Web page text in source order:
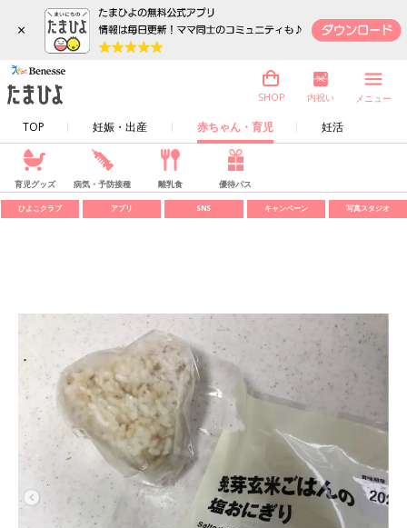
×
TOP 妊娠・出産 赤ちゃん・育児 妊活
SHOP 内祝い メニュー
育児グッズ 病気・予防接種 離乳食 優待パス
ひよこクラブ アプリ SNS キャンペーン 写真スタジオ